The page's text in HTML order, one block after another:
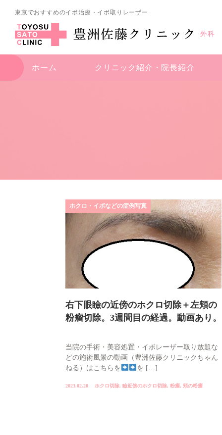
東京でおすすめのイボ治療・イボ取りレーザー
外科
ホーム クリニック紹介・ 院長紹介
ホクロ・イボなどの症例写真
右下眼瞼の近傍のホクロ切除＋左頬の
粉瘤切除。3週間目の経過。動画あり。
当院の手術・美容処置・イボレーザー取り放題な
どの施術風景の動画（豊洲佐藤クリニックちゃん
ねる）はこちらを
を […]
2023.02.20 ホクロ切除, 瞼近傍のホクロ切除, 粉瘤, 頬の粉瘤